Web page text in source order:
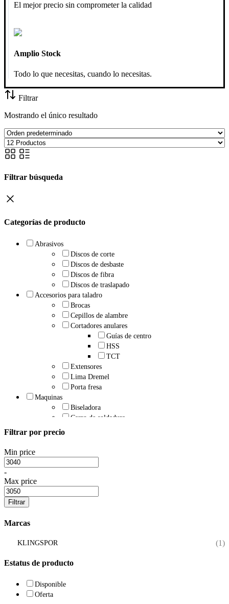
El mejor precio sin comprometer la calidad
Amplio Stock
Todo lo que necesitas, cuando lo necesitas.
Filtrar
Mostrando el único resultado
Filtrar búsqueda
Categorías de producto
Abrasivos
Discos de corte
Discos de desbaste
Discos de fibra
Discos de traslapado
Accesorios para taladro
Brocas
Cepillos de alambre
Cortadores anulares
Guías de centro
HSS
TCT
Extensores
Lima Dremel
Porta fresa
Maquinas
Biseladora
Carro de soldadura
Torchas
Bernard
Filtrar por precio
Min price
-
Max price
Filtrar
Marcas
KLINGSPOR (1)
Estatus de producto
Disponible
Oferta